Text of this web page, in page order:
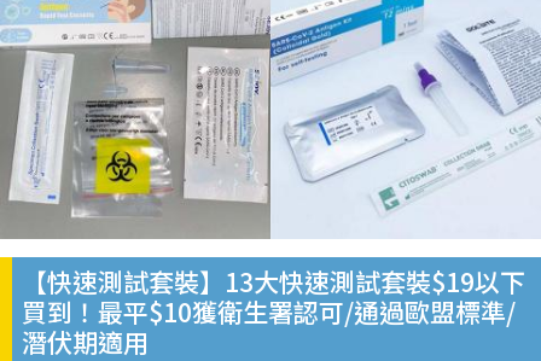
【快速測試套裝】13大快速測試套裝$19以下
買到！最平$10獲衛生署認可/通過歐盟標準/
潛伏期適用